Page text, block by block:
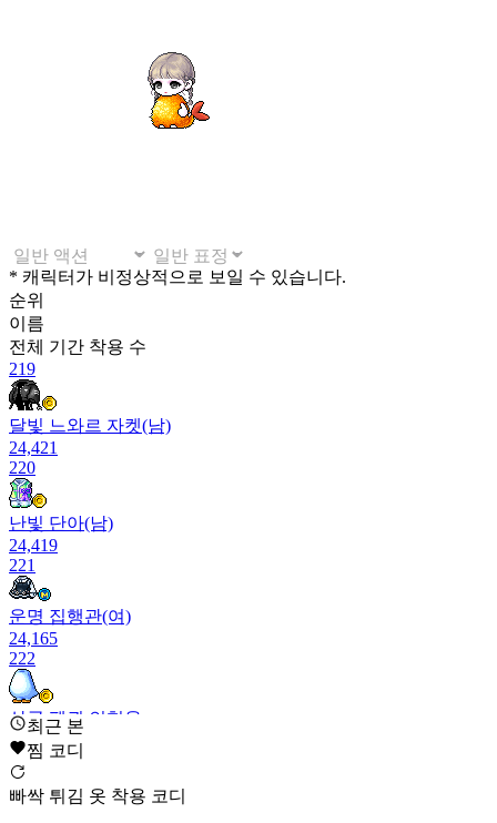
* 캐릭터가 비정상적으로 보일 수 있습니다.
순위
이름
전체 기간 착용 수
219
달빛 느와르 자켓(남)
24,421
220
난빛 단아(남)
24,419
221
운명 집행관(여)
24,165
222
상큼 펭귄 인형옷
24,158
223
고요한 평온(남)
최근 본
찜 코디
빠싹 튀김 옷 착용 코디